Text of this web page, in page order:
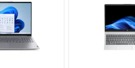
vasitəsilə cavablandırmağa